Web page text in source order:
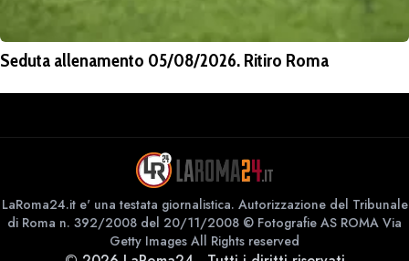
Seduta allenamento 05/08/2026. Ritiro Roma
LaRoma24.it e' una testata giornalistica. Autorizzazione del Tribunale
di Roma n. 392/2008 del 20/11/2008 © Fotografie AS ROMA Via
Getty Images All Rights reserved